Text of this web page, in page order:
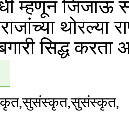
म्हणून जिजाऊ
सिद्ध करता
,सुसंस्कृत,सुसंस्कृत,